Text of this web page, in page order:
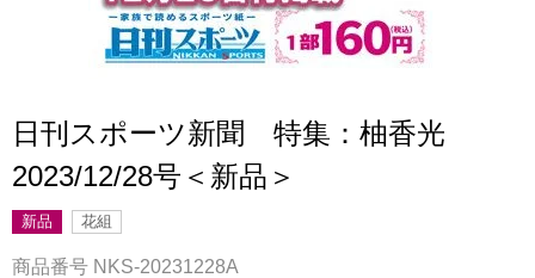
日刊スポーツ新聞 特集：柚香光
2023/12/28号＜新品＞
新品 花組
商品番号 NKS-20231228A